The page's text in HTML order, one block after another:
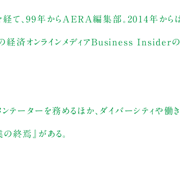
て、99年からAERA編集部。2014年か
経済オンラインメディアBusiness Insider
テーターを務めるほか、ダイバーシティや働
終焉』がある。